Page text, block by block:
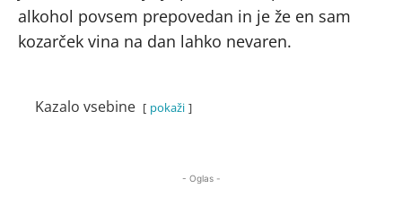
alkohol povsem prepovedan in je že en sam
kozarček vina na dan lahko nevaren.
Kazalo vsebine pokaži
- Oglas -